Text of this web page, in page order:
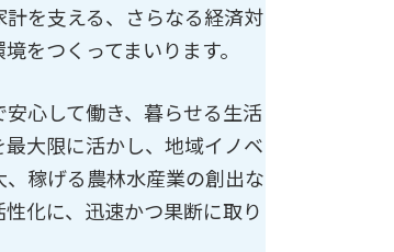
を支える、さらなる経済対
をつくってまいります。
心して働き、暮らせる生活
大限に活かし、地域イノベ
稼げる農林水産業の創出な
化に、迅速かつ果断に取り